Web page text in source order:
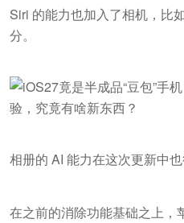
Siri 的能力也加入了相机，比
分。
相册的 AI 能力在这次更新中也
在之前的消除功能基础之上，